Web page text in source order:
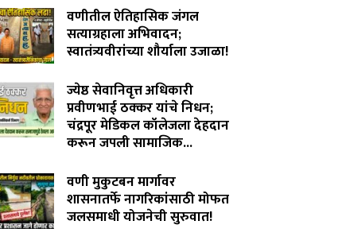
वणीतील ऐतिहासिक जंगल
सत्याग्रहाला अभिवादन;
स्वातंत्र्यवीरांच्या शौर्याला उजाळा!
ज्येष्ठ सेवानिवृत्त अधिकारी
प्रवीणभाई ठक्कर यांचे निधन;
चंद्रपूर मेडिकल कॉलेजला देहदान
करून जपली सामाजिक...
वणी मुकुटबन मार्गावर
शासनातर्फे नागरिकांसाठी मोफत
जलसमाधी योजनेची सुरुवात!